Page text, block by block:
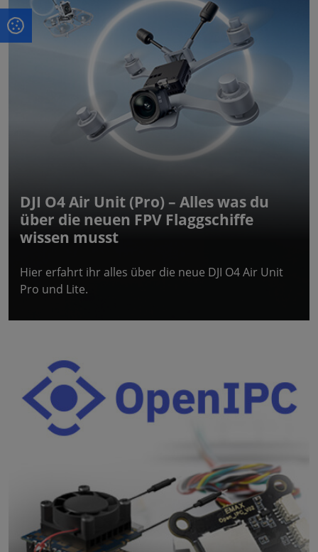
DJI O4 Air Unit (Pro) – Alles was du
über die neuen FPV Flaggschiffe
wissen musst
Hier erfahrt ihr alles über die neue DJI O4 Air Unit
Pro und Lite.